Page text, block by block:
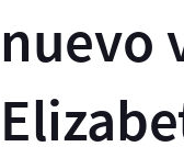
nuevo